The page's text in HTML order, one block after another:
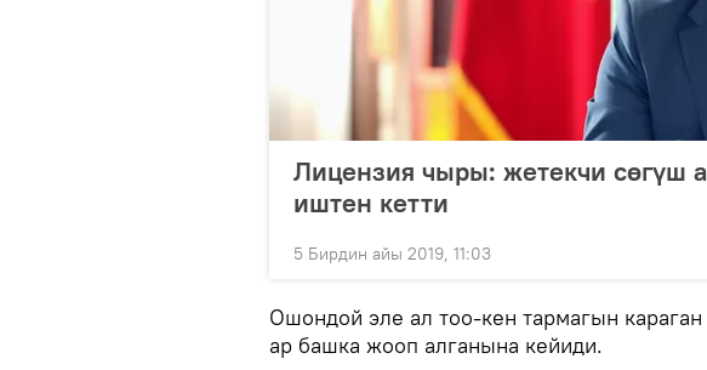
Лицензия чыры: жетекчи сөгүш
иштен кетти
5 Бирдин айы 2019, 11:03
Ошондой эле ал тоо-кен тармагын
ар башка жооп алганына кейиди.